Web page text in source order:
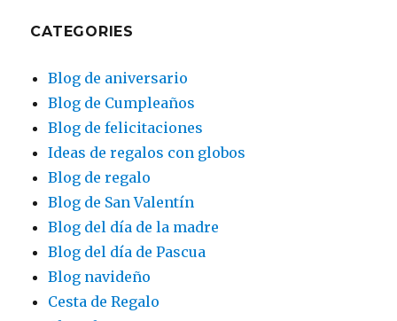
CATEGORIES
Blog de aniversario
Blog de Cumpleaños
Blog de felicitaciones
Ideas de regalos con globos
Blog de regalo
Blog de San Valentín
Blog del día de la madre
Blog del día de Pascua
Blog navideño
Cesta de Regalo